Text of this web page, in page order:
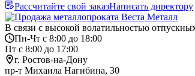
Рассчитайте свой заказНаписать директору
В связи с высокой волатильностью
Пн-Чт с 8:00 до 18:00
Пт с 8:00 до 17:00
г. Ростов-на-Дону
пр-т Михаила Нагибина, 30